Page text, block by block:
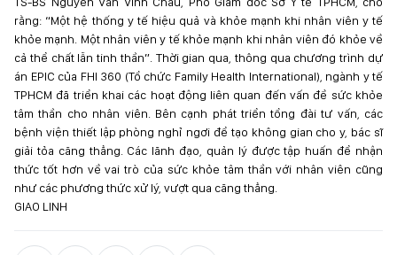
rằng: “Một hệ thống y tế hiệu quả và khỏe mạnh khi nhân viên y tế
khỏe mạnh. Một nhân viên y tế khỏe mạnh khi nhân viên đó khỏe về
cả thể chất lẫn tinh thần”. Thời gian qua, thông qua chương trình dự
án EPIC của FHI 360 (Tổ chức Family Health International), ngành y tế
TPHCM đã triển khai các hoạt động liên quan đến vấn đề sức khỏe
tâm thần cho nhân viên. Bên cạnh phát triển tổng đài tư vấn, các
bệnh viện thiết lập phòng nghỉ ngơi để tạo không gian cho y, bác sĩ
giải tỏa căng thẳng. Các lãnh đạo, quản lý được tập huấn để nhận
thức tốt hơn về vai trò của sức khỏe tâm thần với nhân viên cũng
như các phương thức xử lý, vượt qua căng thẳng.
GIAO LINH